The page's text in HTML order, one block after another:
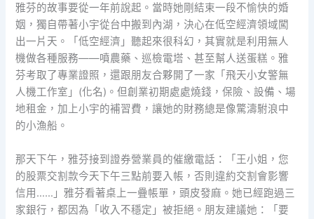
雅芬的故事要從一年前說起。當時她剛結束一段不愉快的婚
姻，獨自帶著小宇從台中搬到內湖，決心在低空經濟領域闖
出一片天。「低空經濟」聽起來很科幻，其實就是利用無人
機做各種服務——噴農藥、巡檢電塔、甚至幫人送蛋糕。雅
芬考取了專業證照，還跟朋友合夥開了一家「飛天小女警無
人機工作室」(化名)。但創業初期處處燒錢，保險、設備、場
地租金，加上小宇的補習費，讓她的財務總是像驚濤駙浪中
的小漁船。
那天下午，雅芬接到證券營業員的催繳電話：「王小姐，您
的股票交割款今天下午三點前要入帳，否則違約交割會影響
信用……」雅芬看著桌上一疊帳單，頭皮發麻。她已經跑過三
家銀行，都因為「收入不穩定」被拒絕。朋友建議她：「要